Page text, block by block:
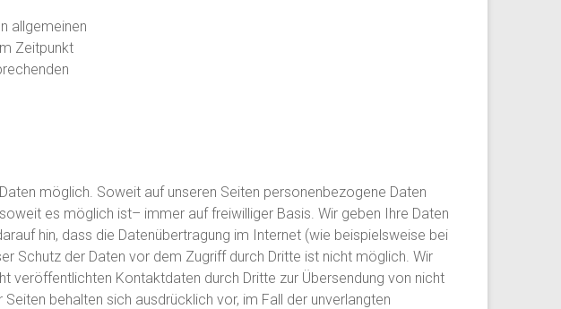
allgemeinen
Zeitpunkt
möglich. Soweit auf unseren Seiten personenbezogene Daten
es möglich ist– immer auf freiwilliger Basis. Wir geben Ihre Daten
hin, dass die Datenübertragung im Internet (wie beispielsweise bei
Schutz der Daten vor dem Zugriff durch Dritte ist nicht möglich. Wir
veröffentlichten Kontaktdaten durch Dritte zur Übersendung von nicht
behalten sich ausdrücklich vor, im Fall der unverlangten